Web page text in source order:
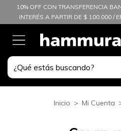
10% OFF CON TRANSFERENCIA
INTERÉS A PARTIR DE $ 100.000 /
Inicio > Mi Cuenta